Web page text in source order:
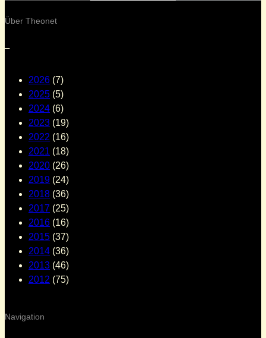
Über Theonet
–
2026 (7)
2025 (5)
2024 (6)
2023 (19)
2022 (16)
2021 (18)
2020 (26)
2019 (24)
2018 (36)
2017 (25)
2016 (16)
2015 (37)
2014 (36)
2013 (46)
2012 (75)
Navigation